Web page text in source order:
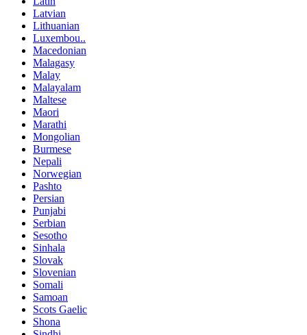
Latvian
Lithuanian
Luxembou..
Macedonian
Malagasy
Malay
Malayalam
Maltese
Maori
Marathi
Mongolian
Burmese
Nepali
Norwegian
Pashto
Persian
Punjabi
Serbian
Sesotho
Sinhala
Slovak
Slovenian
Somali
Samoan
Scots Gaelic
Shona